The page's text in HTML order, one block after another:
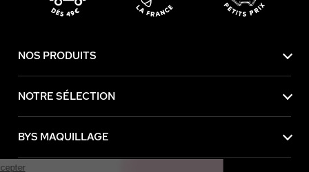
NOS PRODUITS
NOTRE SÉLECTION
BYS MAQUILLAGE
Continuer sans accepter